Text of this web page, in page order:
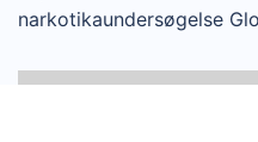
narkotikaundersøgelse